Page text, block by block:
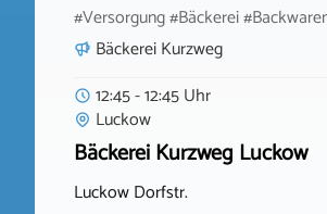
#Versorgung #Bäckerei
Bäckerei Kurzweg
12:45 - 12:45 Uhr
Luckow
Bäckerei Kurzweg Luckow
Luckow Dorfstr.